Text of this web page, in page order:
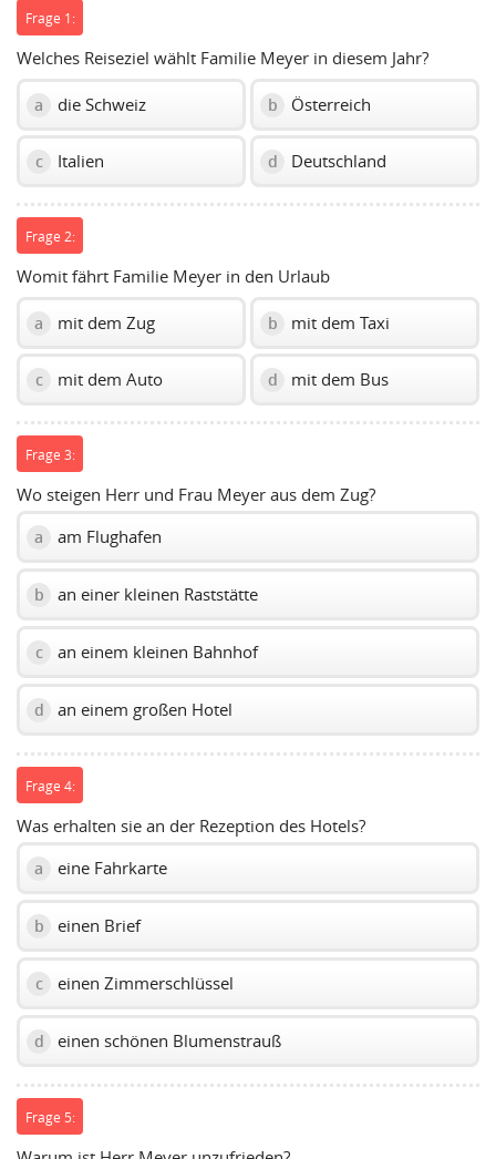
Frage 1:
Welches Reiseziel wählt Familie Meyer in diesem Jahr?
a die Schweiz b Österreich
c Italien d Deutschland
Frage 2:
Womit fährt Familie Meyer in den Urlaub
a mit dem Zug b mit dem Taxi
c mit dem Auto d mit dem Bus
Frage 3:
Wo steigen Herr und Frau Meyer aus dem Zug?
a am Flughafen
b an einer kleinen Raststätte
c an einem kleinen Bahnhof
d an einem großen Hotel
Frage 4:
Was erhalten sie an der Rezeption des Hotels?
a eine Fahrkarte
b einen Brief
c einen Zimmerschlüssel
d einen schönen Blumenstrauß
Frage 5: